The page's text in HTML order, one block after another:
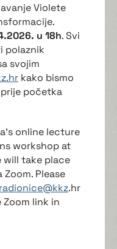
Violete
u 18h. Svi
polaznik
svojim
kako bismo
početka
online lecture
workshop at
will take place
Zoom. Please
radionice@kkz.hr
link in